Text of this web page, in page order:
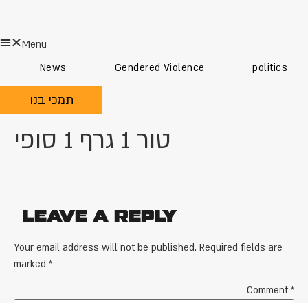
Menu
News
Gendered Violence politics
תמכי בנו
טור 1 גרף 1 סופי
Leave a Reply
Your email address will not be published. Required fields are
marked *
Comment*